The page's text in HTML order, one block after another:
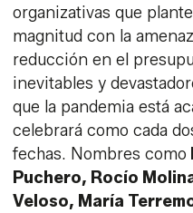
organizativas que
magnitud con la
reducción en el
inevitables y
que la pandemia está
celebrará como cada
fechas. Nombres como
Puchero, Rocío
Veloso, María